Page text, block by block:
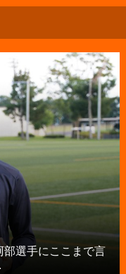
部選手にここまで言